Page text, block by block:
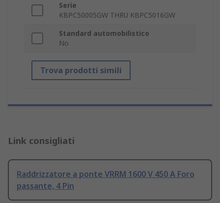
Serie
KBPC50005GW THRU KBPC5016GW
Standard automobilistico
No
Trova prodotti simili
Link consigliati
Raddrizzatore a ponte VRRM 1600 V 450 A Foro
passante, 4 Pin